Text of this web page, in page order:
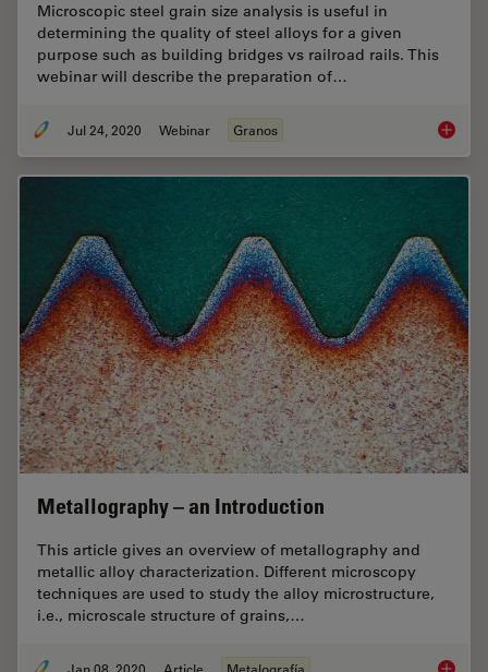
Microscopic steel grain size analysis is useful in
determining the quality of steel alloys for a given
purpose such as building bridges vs railroad rails. This
webinar will describe the preparation of…
Jul 24, 2020 Webinar Granos
Metallography – an Introduction
This article gives an overview of metallography and
metallic alloy characterization. Different microscopy
techniques are used to study the alloy microstructure,
i.e., microscale structure of grains,…
Jan 08, 2020 Article Metalografía